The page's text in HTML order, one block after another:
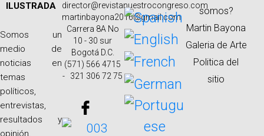
ILUSTRADA
Somos un
medio de
noticias en
temas
políticos,
entrevistas,
resultados y
opinión,
director@revistanuestrocongreso.com
martinbayona2016@gmail.com
Carrera 8A No
10 - 30 sur
Bogotá D.C.
(571) 566 4715
- 321 306 72 75
somos?
Martin Bayona
Galeria de Arte
Politica del
sitio